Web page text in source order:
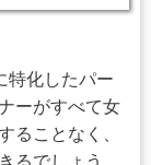
特化したパー
ーがすべて女
ることなく、
るでしょう。